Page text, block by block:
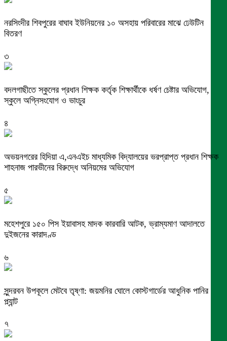
নরসিংদীর শিবপুরের বাঘাব ইউনিয়নের ১০ অসহায় পরিবারের মাঝে ঢেউটিন
বিতরণ
৩
বদলগাছীতে স্কুলের প্রধান শিক্ষক কর্তৃক শিক্ষার্থীকে ধর্ষণ চেষ্টার অভিযোগ,
স্কুলে অগ্নিসংযোগ ও ভাংচুর
৪
অভয়নগরের হিদিয়া এ,এনএইচ মাধ্যমিক বিদ্যালয়ের ভরপ্রাপ্ত প্রধান শিক্ষক
শাহনাজ পারভীনের বিরুদ্ধে অনিয়মের অভিযোগ
৫
মহেশপুরে ১৫০ পিস ইয়াবাসহ মাদক কারবারি আটক, ভ্রাম্যমাণ আদালতে
দুইজনের কারাদণ্ড
৬
সুন্দরবন উপকূলে মেটবে তৃষ্ণা: জয়মনির ঘোলে কোস্টগার্ডের আধুনিক পানির
প্ল্যান্ট
৭